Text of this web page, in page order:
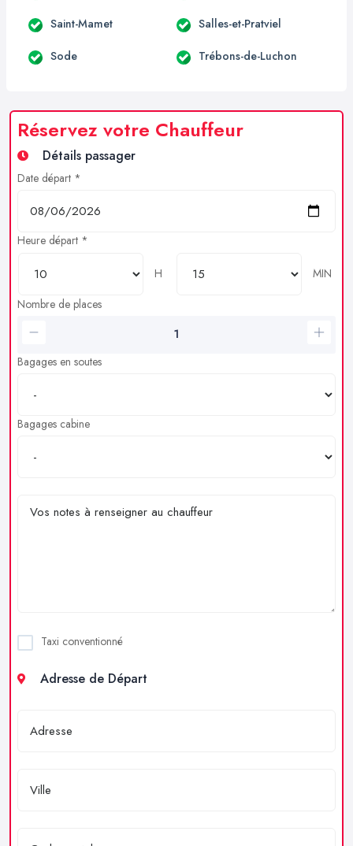
Saint-Mamet Salles-et-Pratviel
Sode Trébons-de-Luchon
Réservez votre Chauffeur
Détails passager
Date départ *
Heure départ *
H
MIN
Nombre de places
Bagages en soutes
Bagages cabine
Taxi conventionné
Adresse de Départ